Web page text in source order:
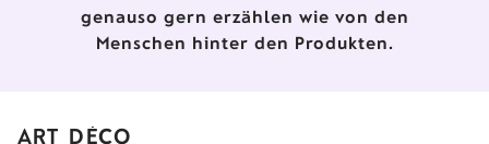
genauso gern erzählen wie von den
Menschen hinter den Produkten.
ART DÉCO